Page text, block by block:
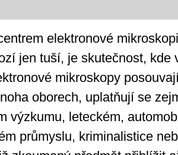
elektronové
jen tuší, je skutečnost, kde
mikroskopy
oborech, uplatňují se
výzkumu, leteckém,
průmyslu, kriminalistice